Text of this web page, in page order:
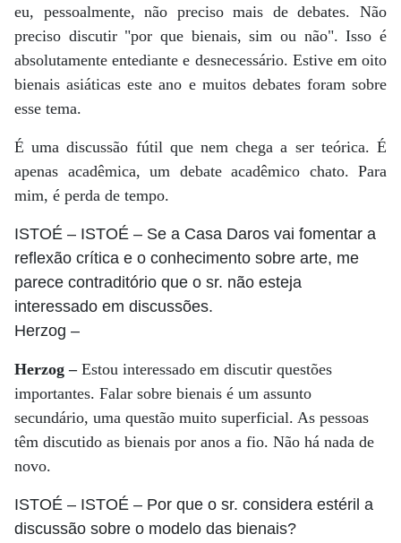
eu, pessoalmente, não preciso mais de debates. Não
preciso discutir "por que bienais, sim ou não". Isso é
absolutamente entediante e desnecessário. Estive em oito
bienais asiáticas este ano e muitos debates foram sobre
esse tema.
É uma discussão fútil que nem chega a ser teórica. É
apenas acadêmica, um debate acadêmico chato. Para
mim, é perda de tempo.
ISTOÉ – ISTOÉ – Se a Casa Daros vai fomentar a
reflexão crítica e o conhecimento sobre arte, me
parece contraditório que o sr. não esteja
interessado em discussões.
Herzog –
Herzog –Estou interessado em discutir questões
importantes. Falar sobre bienais é um assunto
secundário, uma questão muito superficial. As pessoas
têm discutido as bienais por anos a fio. Não há nada de
novo.
ISTOÉ – ISTOÉ – Por que o sr. considera estéril a
discussão sobre o modelo das bienais?